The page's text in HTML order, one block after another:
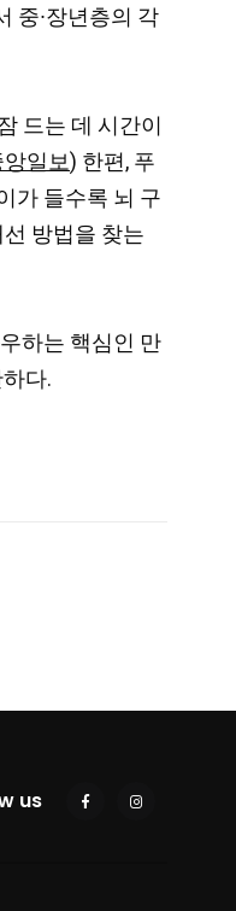
중∙장년층의 각
드는 데 시간이
앙일보) 한편, 푸
가 들수록 뇌 구
방법을 찾는
하는 핵심인 만
다.
us